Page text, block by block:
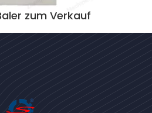
zum Verkauf